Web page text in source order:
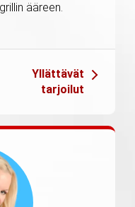
ääreen.
Yllättävät
tarjoilut